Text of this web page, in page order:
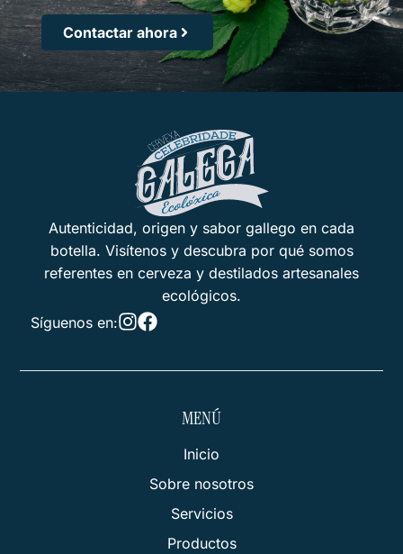
Contactar ahora
Autenticidad, origen y sabor gallego en cada
botella. Visítenos y descubra por qué somos
referentes en cerveza y destilados artesanales
ecológicos.
Síguenos en:
MENÚ
Inicio
Sobre nosotros
Servicios
Productos